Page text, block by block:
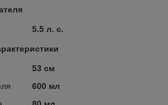
5.5 л. с.
53 см
600 мл